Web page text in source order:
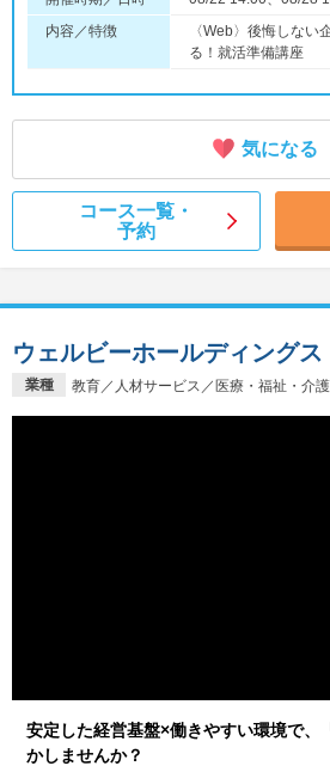
内容／特徴
〈Web〉後悔しない
る！就活準備講座
気になる
コース一覧・
予約
業種 教育／人材サービス／医療・福祉・介
ウェルビーホールディングス
安定した経営基盤×働きやすい環境で、
かしませんか？